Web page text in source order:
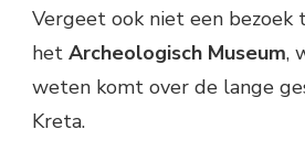
Vergeet ook niet een bezoek
het Archeologisch Museum,
weten komt over de lange
Kreta.